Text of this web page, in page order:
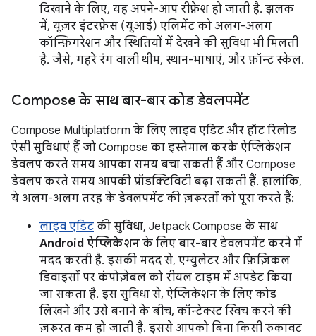
दिखाने के लिए, यह अपने-आप रीफ़्रेश हो जाती है. झलक
में, यूज़र इंटरफ़ेस (यूआई) एलिमेंट को अलग-अलग
कॉन्फ़िगरेशन और स्थितियों में देखने की सुविधा भी मिलती
है. जैसे, गहरे रंग वाली थीम, स्थान-भाषाएं, और फ़ॉन्ट स्केल.
Compose के साथ बार-बार कोड डेवलपमेंट
Compose Multiplatform के लिए लाइव एडिट और हॉट रिलोड
ऐसी सुविधाएं हैं जो Compose का इस्तेमाल करके ऐप्लिकेशन
डेवलप करते समय आपका समय बचा सकती हैं और Compose
डेवलप करते समय आपकी प्रॉडक्टिविटी बढ़ा सकती हैं. हालांकि,
ये अलग-अलग तरह के डेवलपमेंट की ज़रूरतों को पूरा करते हैं:
लाइव एडिट की सुविधा, Jetpack Compose के साथ
Android ऐप्लिकेशन के लिए बार-बार डेवलपमेंट करने में
मदद करती है. इसकी मदद से, एम्युलेटर और फ़िज़िकल
डिवाइसों पर कंपोज़ेबल को रीयल टाइम में अपडेट किया
जा सकता है. इस सुविधा से, ऐप्लिकेशन के लिए कोड
लिखने और उसे बनाने के बीच, कॉन्टेक्स्ट स्विच करने की
ज़रूरत कम हो जाती है. इससे आपको बिना किसी रुकावट